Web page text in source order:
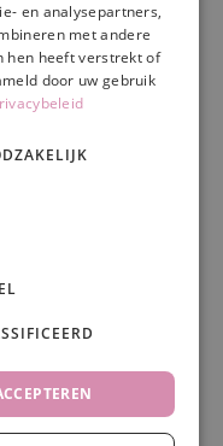
en analysepartners,
met andere
hen heeft verstrekt of
door uw gebruik